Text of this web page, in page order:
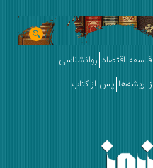
اقتصاد روانشناسی
پس از کتاب